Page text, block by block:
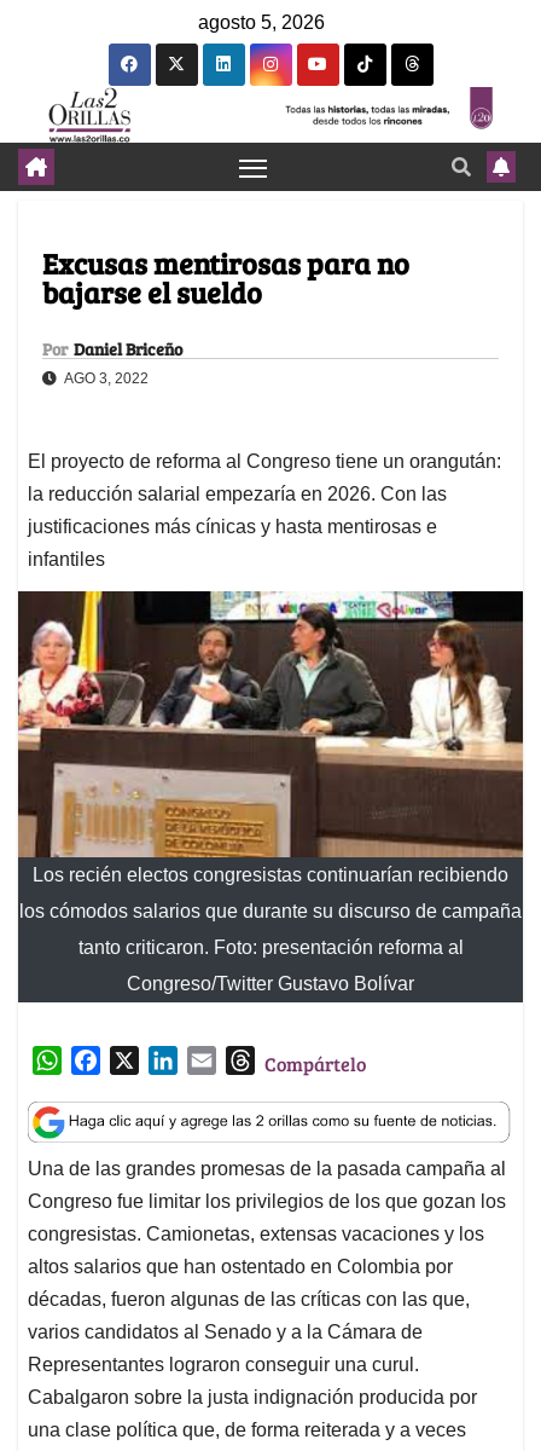
agosto 5, 2026
Excusas mentirosas para no
bajarse el sueldo
Por Daniel Briceño
AGO 3, 2022
El proyecto de reforma al Congreso tiene un orangután:
la reducción salarial empezaría en 2026. Con las
justificaciones más cínicas y hasta mentirosas e
infantiles
Los recién electos congresistas continuarían recibiendo
los cómodos salarios que durante su discurso de campaña
tanto criticaron. Foto: presentación reforma al
Congreso/Twitter Gustavo Bolívar
W
a
t
s
A
p
p
c
e
b
o
o
k
n
k
e
d
I
n
a
i
l
T
r
e
a
d
s
Compártelo
Una de las grandes promesas de la pasada campaña al
Congreso fue limitar los privilegios de los que gozan los
congresistas. Camionetas, extensas vacaciones y los
altos salarios que han ostentado en Colombia por
décadas, fueron algunas de las críticas con las que,
varios candidatos al Senado y a la Cámara de
Representantes lograron conseguir una curul.
Cabalgaron sobre la justa indignación producida por
una clase política que, de forma reiterada y a veces